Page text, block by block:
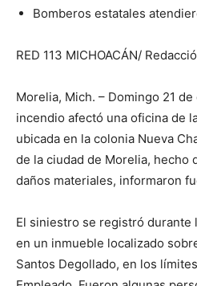
Bomberos estatales
RED 113 MICHOACÁN/
Morelia, Mich. – Domingo 21
incendio afectó una oficina de
ubicada en la colonia Nueva
de la ciudad de Morelia, hecho
daños materiales, informaron
El siniestro se registró durante
en un inmueble localizado
Santos Degollado, en los